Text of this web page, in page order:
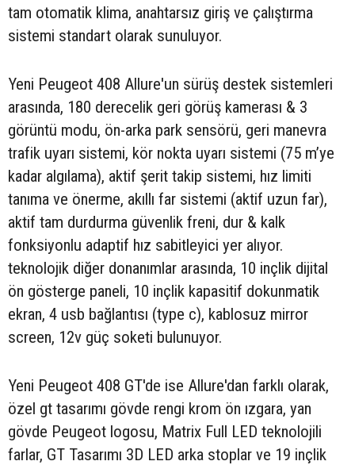
tam otomatik klima, anahtarsız giriş ve çalıştırma
sistemi standart olarak sunuluyor.
Yeni Peugeot 408 Allure'un sürüş destek sistemleri
arasında, 180 derecelik geri görüş kamerası & 3
görüntü modu, ön-arka park sensörü, geri manevra
trafik uyarı sistemi, kör nokta uyarı sistemi (75 m’ye
kadar algılama), aktif şerit takip sistemi, hız limiti
tanıma ve önerme, akıllı far sistemi (aktif uzun far),
aktif tam durdurma güvenlik freni, dur & kalk
fonksiyonlu adaptif hız sabitleyici yer alıyor.
teknolojik diğer donanımlar arasında, 10 inçlik dijital
ön gösterge paneli, 10 inçlik kapasitif dokunmatik
ekran, 4 usb bağlantısı (type c), kablosuz mirror
screen, 12v güç soketi bulunuyor.
Yeni Peugeot 408 GT'de ise Allure'dan farklı olarak,
özel gt tasarımı gövde rengi krom ön ızgara, yan
gövde Peugeot logosu, Matrix Full LED teknolojili
farlar, GT Tasarımı 3D LED arka stoplar ve 19 inçlik